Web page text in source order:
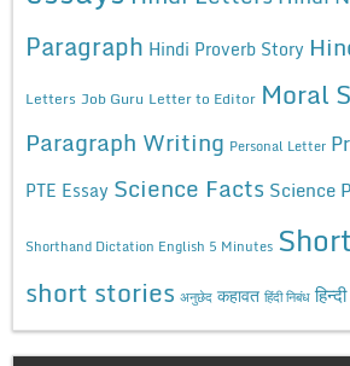
Paragraph Hindi Proverb Story
Letters Job Guru Letter to Editor Moral
Paragraph Writing Personal Letter
PTE Essay Science Facts Science
Shorthand Dictation English 5 Minutes
short stories अनुछेद कहावत हिंदी निबंध